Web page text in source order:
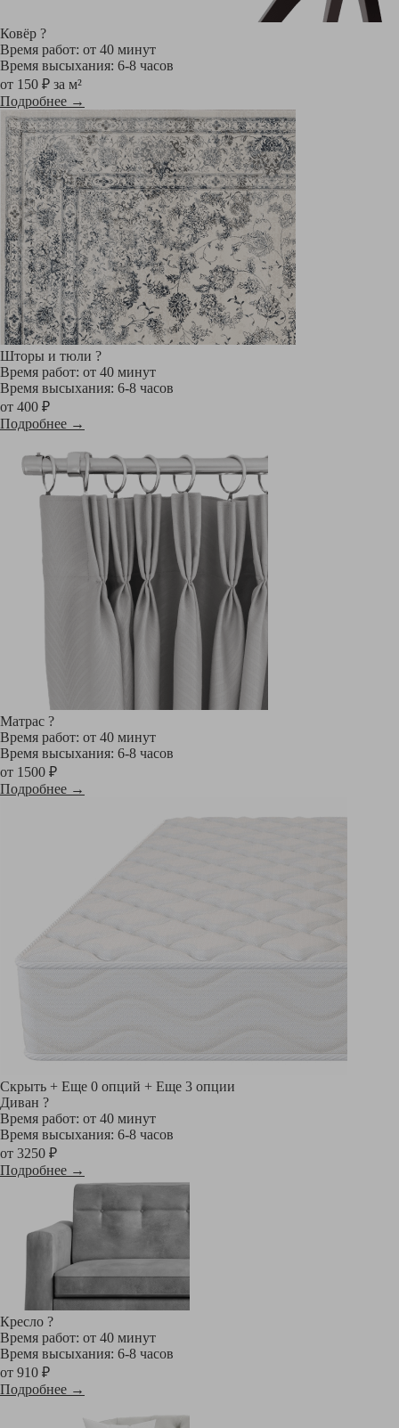
Ковёр ?
Время работ: от 40 минут
Время высыхания: 6-8 часов
от 150 ₽ за м²
Подробнее →
Шторы и тюли ?
Время работ: от 40 минут
Время высыхания: 6-8 часов
от 400 ₽
Подробнее →
Матрас ?
Время работ: от 40 минут
Время высыхания: 6-8 часов
от 1500 ₽
Подробнее →
Скрыть + Еще 0 опций + Еще 3 опции
Диван ?
Время работ: от 40 минут
Время высыхания: 6-8 часов
от 3250 ₽
Подробнее →
Кресло ?
Время работ: от 40 минут
Время высыхания: 6-8 часов
от 910 ₽
Подробнее →